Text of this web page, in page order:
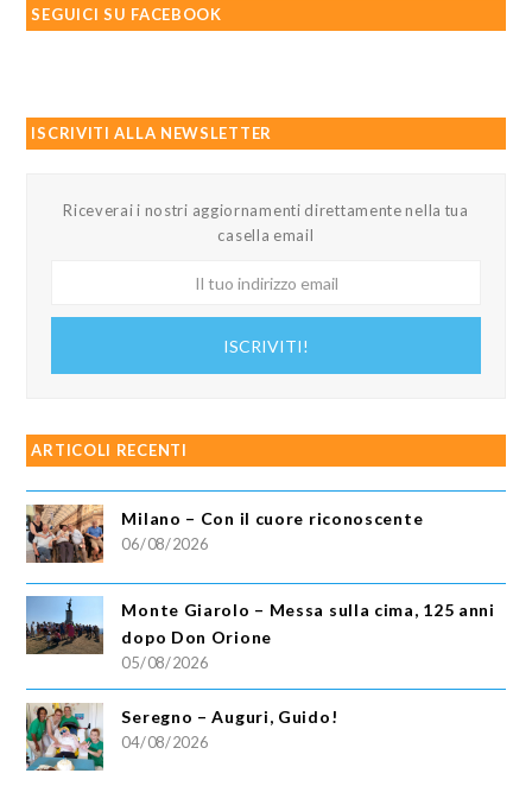
SEGUICI SU FACEBOOK
ISCRIVITI ALLA NEWSLETTER
Riceverai i nostri aggiornamenti direttamente nella tua
casella email
ISCRIVITI!
ARTICOLI RECENTI
Milano – Con il cuore riconoscente
06/08/2026
Monte Giarolo – Messa sulla cima, 125 anni
dopo Don Orione
05/08/2026
Seregno – Auguri, Guido!
04/08/2026